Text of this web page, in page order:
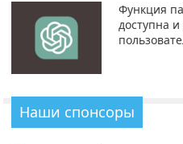
Функция
доступна
Наши спонсоры